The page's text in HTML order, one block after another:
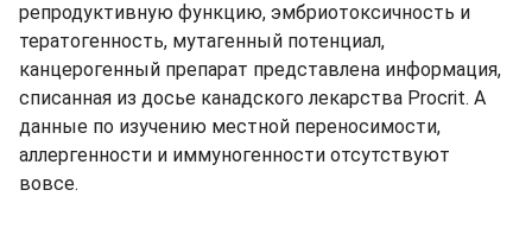
репродуктивную функцию, эмбриотоксичность и
тератогенность, мутагенный потенциал,
канцерогенный препарат представлена информация,
списанная из досье канадского лекарства Procrit. А
данные по изучению местной переносимости,
аллергенности и иммуногенности отсутствуют
вовсе.